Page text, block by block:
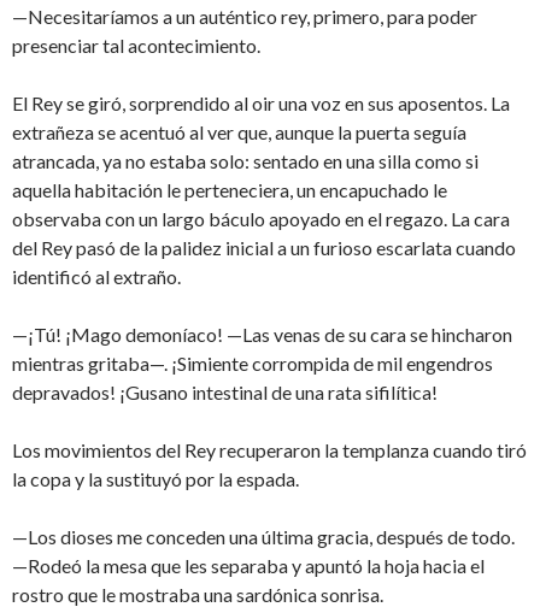
—Necesitaríamos a un auténtico rey, primero, para poder
presenciar tal acontecimiento.
El Rey se giró, sorprendido al oir una voz en sus aposentos. La
extrañeza se acentuó al ver que, aunque la puerta seguía
atrancada, ya no estaba solo: sentado en una silla como si
aquella habitación le perteneciera, un encapuchado le
observaba con un largo báculo apoyado en el regazo. La cara
del Rey pasó de la palidez inicial a un furioso escarlata cuando
identificó al extraño.
—¡Tú! ¡Mago demoníaco! —Las venas de su cara se hincharon
mientras gritaba—. ¡Simiente corrompida de mil engendros
depravados! ¡Gusano intestinal de una rata sifilítica!
Los movimientos del Rey recuperaron la templanza cuando tiró
la copa y la sustituyó por la espada.
—Los dioses me conceden una última gracia, después de todo.
—Rodeó la mesa que les separaba y apuntó la hoja hacia el
rostro que le mostraba una sardónica sonrisa.